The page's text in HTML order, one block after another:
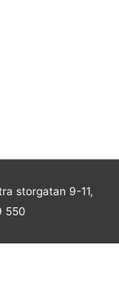
storgatan 9-11,
550